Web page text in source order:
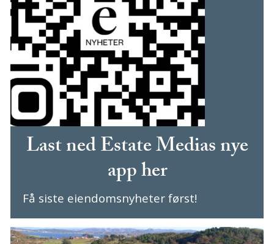
Last ned Estate Medias nye
app her
Få siste eiendomsnyheter først!